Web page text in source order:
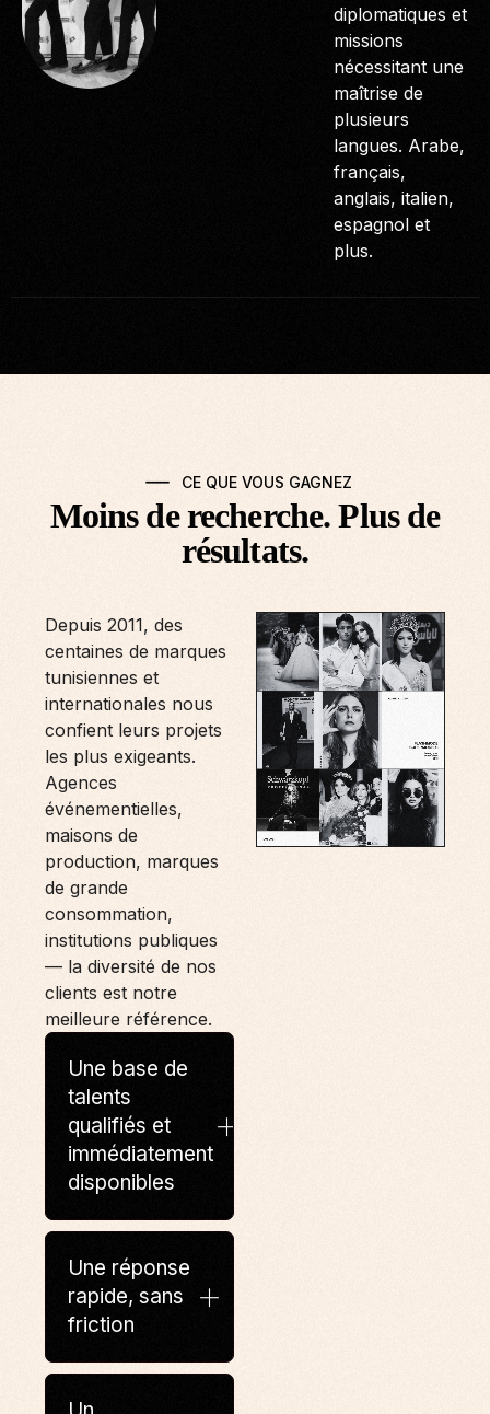
diplomatiques et
missions
nécessitant une
maîtrise de
plusieurs
langues. Arabe,
français,
anglais, italien,
espagnol et
plus.
CE QUE VOUS GAGNEZ
Moins de recherche. Plus de
résultats.
Depuis 2011, des
centaines de marques
tunisiennes et
internationales nous
confient leurs projets
les plus exigeants.
Agences
événementielles,
maisons de
production, marques
de grande
consommation,
institutions publiques
— la diversité de nos
clients est notre
meilleure référence.
Une base de
talents
qualifiés et
immédiatement
disponibles
Une réponse
rapide, sans
friction